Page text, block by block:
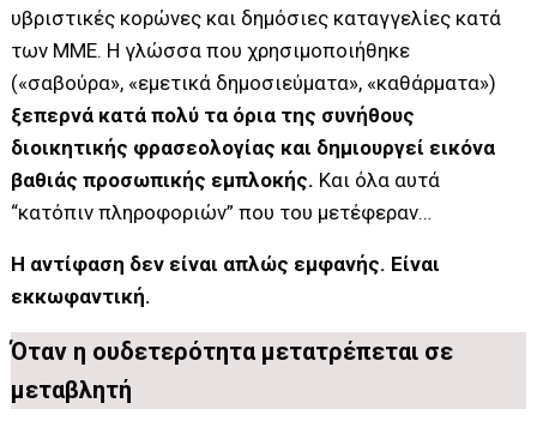
υβριστικές κορώνες και δημόσιες καταγγελίες κατά
των ΜΜΕ. Η γλώσσα που χρησιμοποιήθηκε
(«σαβούρα», «εμετικά δημοσιεύματα», «καθάρματα»)
ξεπερνά κατά πολύ τα όρια της συνήθους
διοικητικής φρασεολογίας και δημιουργεί εικόνα
βαθιάς προσωπικής εμπλοκής. Και όλα αυτά
“κατόπιν πληροφοριών” που του μετέφεραν…
Η αντίφαση δεν είναι απλώς εμφανής. Είναι
εκκωφαντική.
Όταν η ουδετερότητα μετατρέπεται σε
μεταβλητή